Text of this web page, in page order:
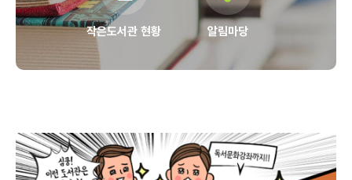
작은도서관 현황 알림마당